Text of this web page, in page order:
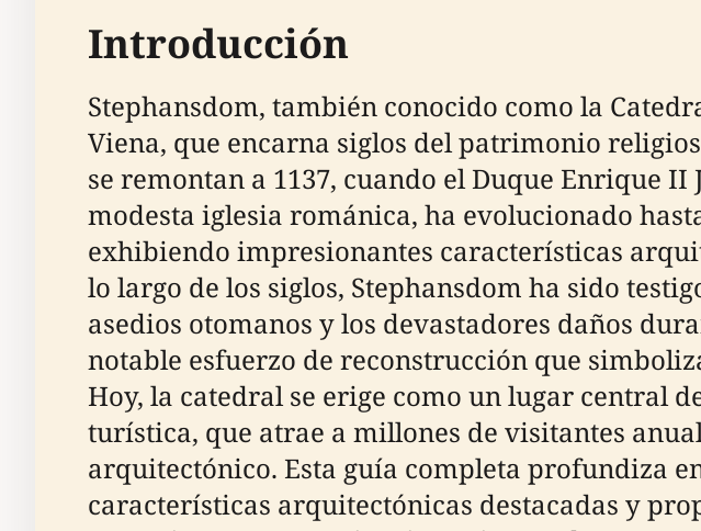
Introducción
Stephansdom, también conocido como la
Viena, que encarna siglos del patrimonio
se remontan a 1137, cuando el Duque Enrique
modesta iglesia románica, ha evolucionado
exhibiendo impresionantes características
lo largo de los siglos, Stephansdom ha sido
asedios otomanos y los devastadores daños
notable esfuerzo de reconstrucción que
Hoy, la catedral se erige como un lugar central
turística, que atrae a millones de visitantes
arquitectónico. Esta guía completa profundiza
características arquitectónicas destacadas y